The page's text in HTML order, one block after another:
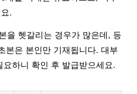
.
을 헷갈리는 경우가 많은데, 등
본은 본인만 기재됩니다. 대부
요하니 확인 후 발급받으세요.